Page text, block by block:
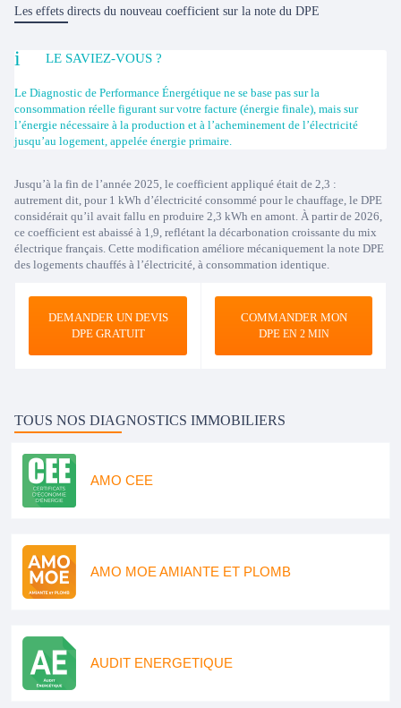
Les effets directs du nouveau coefficient sur la note du DPE
LE SAVIEZ-VOUS ?
Le Diagnostic de Performance Énergétique ne se base pas sur la
consommation réelle figurant sur votre facture (énergie finale), mais sur
l’énergie nécessaire à la production et à l’acheminement de l’électricité
jusqu’au logement, appelée énergie primaire.
Jusqu’à la fin de l’année 2025, le coefficient appliqué était de 2,3 :
autrement dit, pour 1 kWh d’électricité consommé pour le chauffage, le DPE
considérait qu’il avait fallu en produire 2,3 kWh en amont. À partir de 2026,
ce coefficient est abaissé à 1,9, reflétant la décarbonation croissante du mix
électrique français. Cette modification améliore mécaniquement la note DPE
des logements chauffés à l’électricité, à consommation identique.
DEMANDER UN DEVIS
DPE GRATUIT
COMMANDER MON
DPEEN 2 MIN
TOUS NOS DIAGNOSTICS IMMOBILIERS
AMO CEE
AMO MOE AMIANTE ET PLOMB
AUDIT ENERGETIQUE